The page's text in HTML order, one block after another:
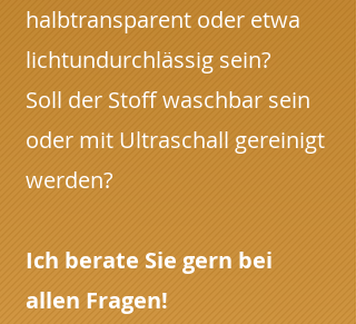
halbtransparent oder etwa
lichtundurchlässig sein?
Soll der Stoff waschbar sein
oder mit Ultraschall gereinigt
werden?
Ich berate Sie gern bei
allen Fragen!